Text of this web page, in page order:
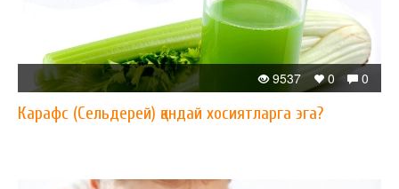
0
0
9537
Карафс (Сельдерей) қандай хосиятларга эга?